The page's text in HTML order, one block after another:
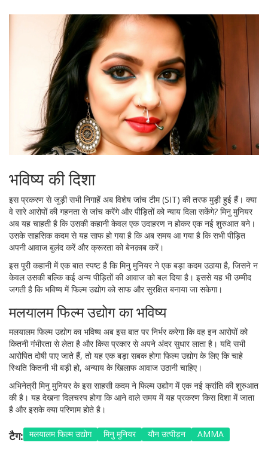
भविष्य की दिशा
इस प्रकरण से जुड़ी सभी निगाहें अब विशेष जांच टीम (SIT) की तरफ मुड़ी हुई हैं। क्या
वे सारे आरोपों की गहनता से जांच करेंगे और पीड़ितों को न्याय दिला सकेंगे? मिनु मुनियर
अब यह चाहती है कि उसकी कहानी केवल एक उदाहरण न होकर एक नई शुरुआत बने।
उसके साहसिक कदम से यह साफ हो गया है कि अब समय आ गया है कि सभी पीड़ित
अपनी आवाज बुलंद करें और क्रूरता को बेनक़ाब करें।
इस पूरी कहानी में एक बात स्पष्ट है कि मिनु मुनियर ने एक बड़ा कदम उठाया है, जिसने न
केवल उसकी बल्कि कई अन्य पीड़ितों की आवाज को बल दिया है। इससे यह भी उम्मीद
जगती है कि भविष्य में फिल्म उद्योग को साफ और सुरक्षित बनाया जा सकेगा।
मलयालम फिल्म उद्योग का भविष्य
मलयालम फिल्म उद्योग का भविष्य अब इस बात पर निर्भर करेगा कि वह इन आरोपों को
कितनी गंभीरता से लेता है और किस प्रकार से अपने अंदर सुधार लाता है। यदि सभी
आरोपित दोषी पाए जाते हैं, तो यह एक बड़ा सबक होगा फिल्म उद्योग के लिए कि चाहे
स्थिति कितनी भी बड़ी हो, अन्याय के खिलाफ आवाज उठानी चाहिए।
अभिनेत्री मिनु मुनियर के इस साहसी कदम ने फिल्म उद्योग में एक नई क्रांति की शुरुआत
की है। यह देखना दिलचस्प होगा कि आने वाले समय में यह प्रकरण किस दिशा में जाता
है और इसके क्या परिणाम होते है।
टैग: मलयालम फिल्म उद्योग मिनु मुनियर यौन उत्पीड़न AMMA